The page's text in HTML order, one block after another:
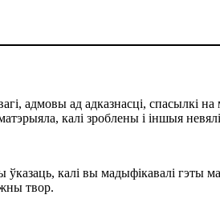
адмовы ад адказнасці, спасылкі
калі зроблены і іншыя
калі вы мадыфікавалі гэты
твор.